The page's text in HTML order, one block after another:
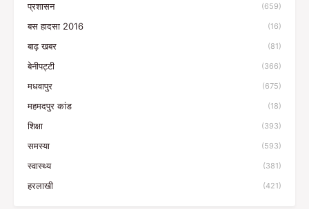
प्रशासन (659)
बस हादसा 2016 (16)
बाढ़ खबर (81)
बेनीपट्टी (366)
मधवापुर (675)
महमदपुर कांड (18)
शिक्षा (393)
समस्या (593)
स्वास्थ्य (381)
हरलाखी (421)